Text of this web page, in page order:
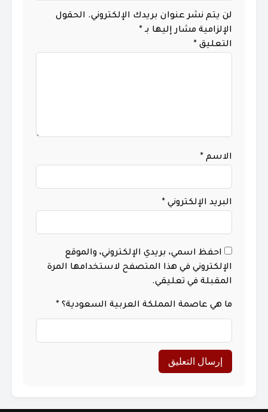
لن يتم نشر عنوان بريدك الإلكتروني. الحقول
الإلزامية مشار إليها بـ *
التعليق *
الاسم *
البريد الإلكتروني *
احفظ اسمي، بريدي الإلكتروني، والموقع
الإلكتروني في هذا المتصفح لاستخدامها المرة
المقبلة في تعليقي.
ما هي عاصمة المملكة العربية السعودية؟ *